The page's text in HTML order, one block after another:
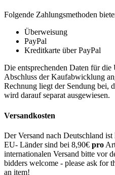
Folgende Zahlungsmethoden
Überweisung
PayPal
Kreditkarte über PayPal
Die entsprechenden Daten für
Abschluss der Kaufabwicklung
Rechnung liegt der Sendung bei,
wird darauf separat ausgewiesen.
Versandkosten
Der Versand nach Deutschland ist
EU- Länder sind bei 8,90€ pro
internationalen Versand bitte vor
bidders welcome - please ask for
an item!